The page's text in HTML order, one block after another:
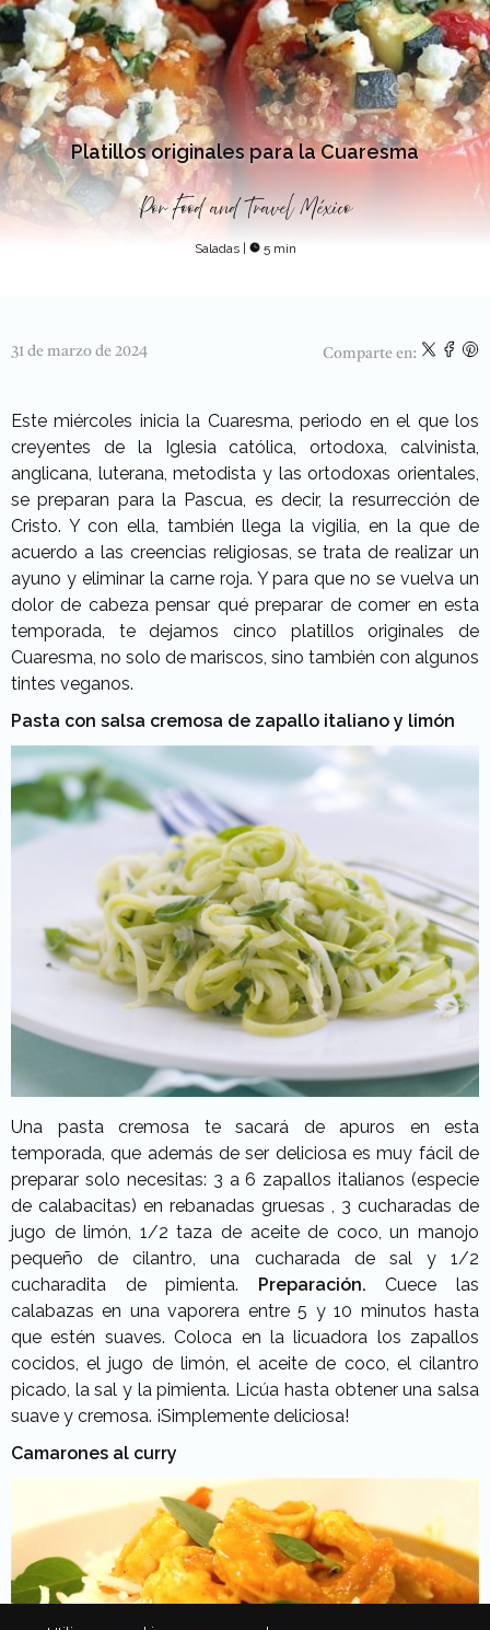
Platillos originales para la Cuaresma
Por Food and Travel México
Saladas 5 min
31 de marzo de 2024 Comparte en:
Este miércoles inicia la Cuaresma, periodo en el que los
creyentes de la Iglesia católica, ortodoxa, calvinista,
anglicana, luterana, metodista y las ortodoxas orientales,
se preparan para la Pascua, es decir, la resurrección de
Cristo. Y con ella, también llega la vigilia, en la que de
acuerdo a las creencias religiosas, se trata de realizar un
ayuno y eliminar la carne roja. Y para que no se vuelva un
dolor de cabeza pensar qué preparar de comer en esta
temporada, te dejamos cinco platillos originales de
Cuaresma, no solo de mariscos, sino también con algunos
tintes veganos.
Pasta con salsa cremosa de zapallo italiano y limón
Una pasta cremosa te sacará de apuros en esta
temporada, que además de ser deliciosa es muy fácil de
preparar solo necesitas: 3 a 6 zapallos italianos (especie
de calabacitas) en rebanadas gruesas , 3 cucharadas de
jugo de limón, 1/2 taza de aceite de coco, un manojo
pequeño de cilantro, una cucharada de sal y 1/2
cucharadita de pimienta. Preparación. Cuece las
calabazas en una vaporera entre 5 y 10 minutos hasta
que estén suaves. Coloca en la licuadora los zapallos
cocidos, el jugo de limón, el aceite de coco, el cilantro
picado, la sal y la pimienta. Licúa hasta obtener una salsa
suave y cremosa. ¡Simplemente deliciosa!
Camarones al curry